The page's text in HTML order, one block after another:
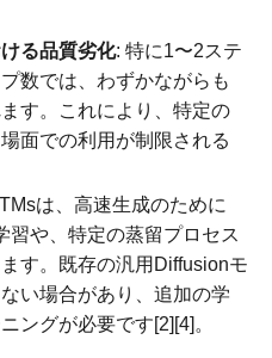
る品質劣化: 特に1〜2ステ
数では、わずかながらも
す。これにより、特定の
面での利用が制限される
は、高速生成のために
習や、特定の蒸留プロセス
す。既存の汎用Diffusionモ
い場合があり、追加の学
ングが必要です[2][4]。